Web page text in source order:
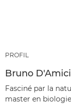
PROFIL
Bruno
Fasciné par la
master en